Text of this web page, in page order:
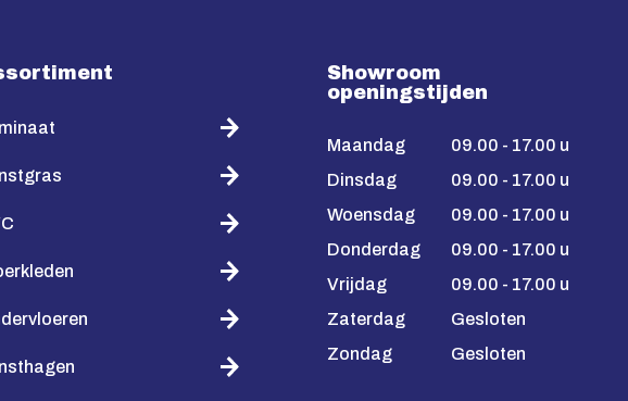
Showroom
openingstijden
Maandag
09.00 - 17.00 u
Dinsdag
09.00 - 17.00 u
Woensdag
09.00 - 17.00 u
Donderdag
09.00 - 17.00 u
Vrijdag
09.00 - 17.00 u
Zaterdag
Gesloten
Zondag
Gesloten